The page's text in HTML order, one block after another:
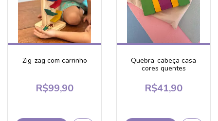
Zig-zag com carrinho
R$99,90
Quebra-cabeça casa
cores quentes
R$41,90